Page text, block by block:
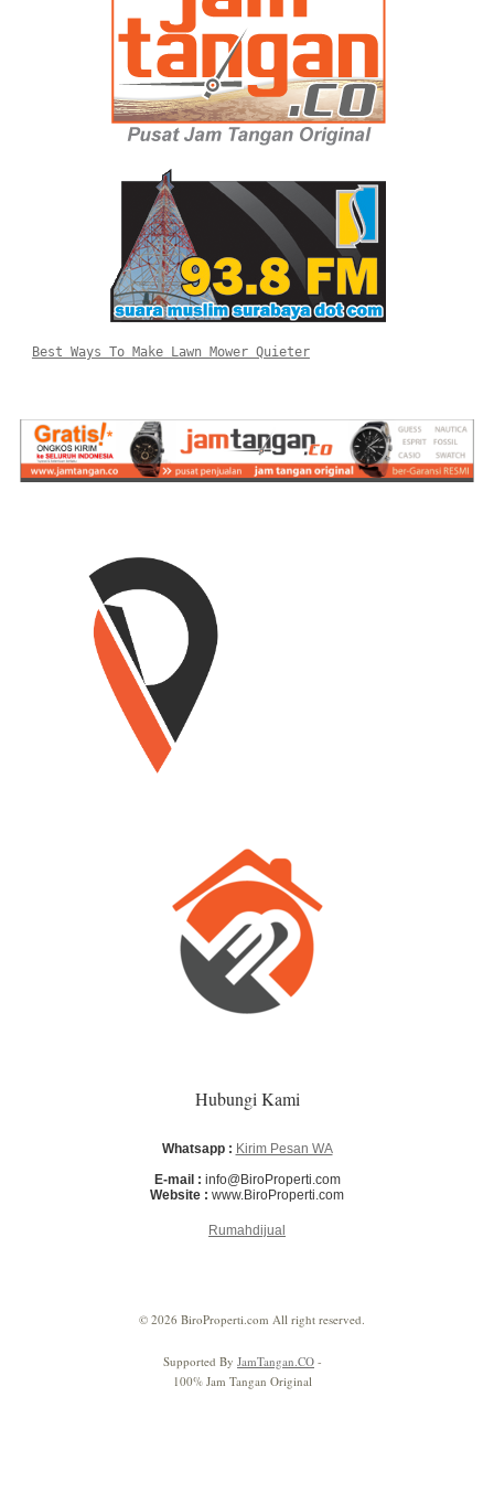
Best Ways To Make Lawn Mower Quieter
Hubungi Kami
Whatsapp : Kirim Pesan WA
E-mail : info@BiroProperti.com
Website : www.BiroProperti.com
Rumahdijual
© 2026 BiroProperti.com All right reserved.
Supported By JamTangan.CO -
100% Jam Tangan Original